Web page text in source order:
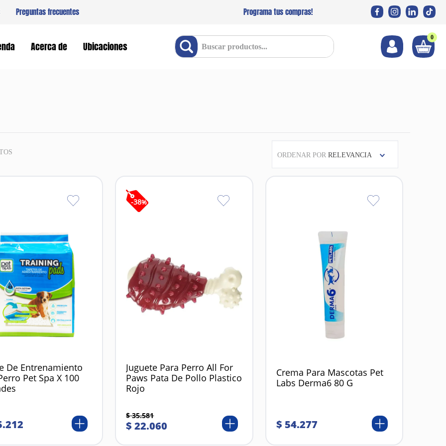
Preguntas frecuentes Programa tus compras!
Acerca de Ubicaciones
Buscar productos... 0
ORDENAR POR RELEVANCIA
De Entrenamiento
Pet Spa X 100
.212
-38%
Juguete Para Perro All For
Paws Pata De Pollo Plastico
Rojo
$ 35.581
$ 22.060
Crema Para Mascotas Pet
Labs Derma6 80 G
$ 54.277